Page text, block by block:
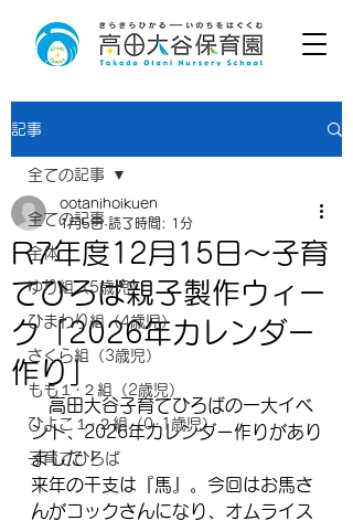
記事
全ての記事
全体
ゆり組（5歳児）
ひまわり組（4歳児）
さくら組（3歳児）
もも１･２組（2歳児）
ひよこ１･２組（0･1歳児）
子育てひろば
全ての記事
R7年度12月15日～子育
てひろば親子製作ウィー
ク「2026年カレンダー
作り」
ootanihoikuen
1月5日 読了時間: 1分
高田大谷子育てひろばの一大イベ
ント、2026年カレンダー作りがあり
ました！
来年の干支は『馬』。今回はお馬さ
んがコックさんになり、オムライス